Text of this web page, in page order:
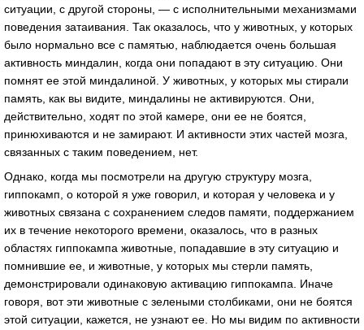
ситуации, с другой стороны, — с исполнительными механизмами
поведения затаивания. Так оказалось, что у животных, у которых
было нормально все с памятью, наблюдается очень большая
активность миндалин, когда они попадают в эту ситуацию. Они
помнят ее этой миндалиной. У животных, у которых мы стирали
память, как вы видите, миндалины не активируются. Они,
действительно, ходят по этой камере, они ее не боятся,
принюхиваются и не замирают. И активности этих частей мозга,
связанных с таким поведением, нет.
Однако, когда мы посмотрели на другую структуру мозга,
гиппокамп, о которой я уже говорил, и которая у человека и у
животных связана с сохранением следов памяти, поддержанием
их в течение некоторого времени, оказалось, что в разных
областях гиппокампа животные, попадавшие в эту ситуацию и
помнившие ее, и животные, у которых мы стерли память,
демонстрировали одинаковую активацию гиппокампа. Иначе
говоря, вот эти животные с зелеными столбиками, они не боятся
этой ситуации, кажется, не узнают ее. Но мы видим по активности